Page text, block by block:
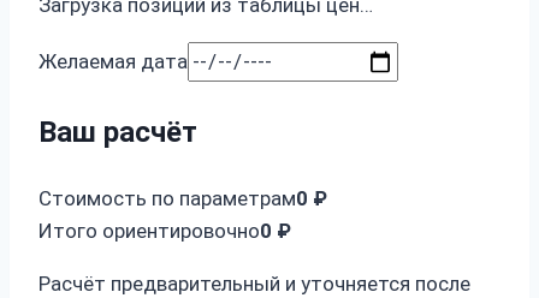
Загрузка позиций из таблицы цен…
Желаемая дата
Ваш расчёт
Стоимость по параметрам0 ₽
Итого ориентировочно0 ₽
Расчёт предварительный и уточняется после